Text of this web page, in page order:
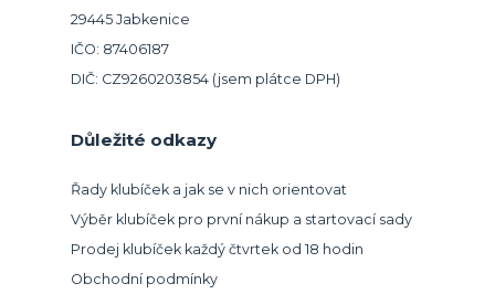
29445 Jabkenice
IČO: 87406187
DIČ: CZ9260203854 (jsem plátce DPH)
Důležité odkazy
Řady klubíček a jak se v nich orientovat
Výběr klubíček pro první nákup a startovací sady
Prodej klubíček každý čtvrtek od 18 hodin
Obchodní podmínky